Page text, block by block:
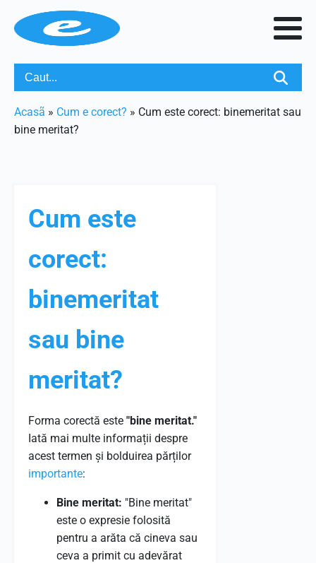
Acasã » Cum e corect? » Cum este corect: binemeritat sau
bine meritat?
Cum este
corect:
binemeritat
sau bine
meritat?
Forma corectă este "bine meritat."
Iată mai multe informații despre
acest termen și bolduirea părților
importante:
Bine meritat: "Bine meritat"
este o expresie folosită
pentru a arăta că cineva sau
ceva a primit cu adevărat